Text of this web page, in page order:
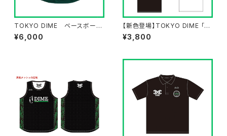
TOKYO DIME ベースボール
シャツ
¥6,000
【新色登場】TOKYO DIME 「セ
カンダリーロゴ」Tシャツ
¥3,800